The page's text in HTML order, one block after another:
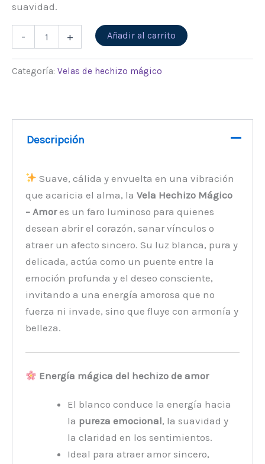
suavidad.
- + Añadir al carrito
Categoría: Velas de hechizo mágico
Descripción
Suave, cálida y envuelta en una vibración
que acaricia el alma, laVela Hechizo Mágico
– Amores un faro luminoso para quienes
desean abrir el corazón, sanar vínculos o
atraer un afecto sincero. Su luz blanca, pura y
delicada, actúa como un puente entre la
emoción profunda y el deseo consciente,
invitando a una energía amorosa que no
fuerza ni invade, sino que fluye con armonía y
belleza.
Energía mágica del hechizo de amor
El blanco conduce la energía hacia
la pureza emocional, la suavidad y
la claridad en los sentimientos.
Ideal para atraer amor sincero,